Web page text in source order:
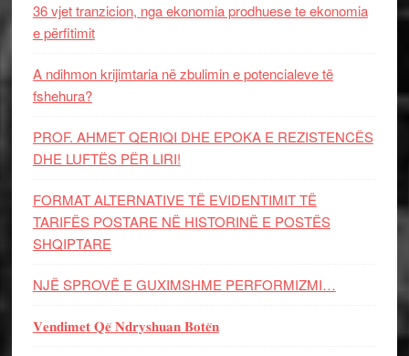
36 vjet tranzicion, nga ekonomia prodhuese te ekonomia
e përfitimit
A ndihmon krijimtaria në zbulimin e potencialeve të
fshehura?
PROF. AHMET QERIQI DHE EPOKA E REZISTENCЁS
DHE LUFTЁS PЁR LIRI!
FORMAT ALTERNATIVE TË EVIDENTIMIT TË
TARIFËS POSTARE NË HISTORINË E POSTËS
SHQIPTARE
NJË SPROVË E GUXIMSHME PERFORMIZMI…
𝐕𝐞𝐧𝐝𝐢𝐦𝐞𝐭 𝐐𝐞̈ 𝐍𝐝𝐫𝐲𝐬𝐡𝐮𝐚𝐧 𝐁𝐨𝐭𝐞̈𝐧